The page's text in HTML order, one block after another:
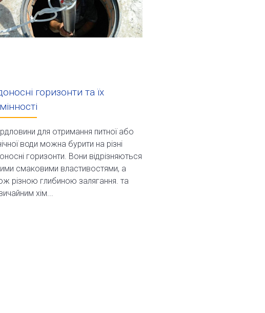
горизонти та їх
для отримання питної або
води можна бурити на різні
горизонти. Вони відрізняються
смаковими властивостями, а
різною глибиною залягання. та
хім...